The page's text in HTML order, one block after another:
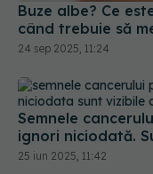
Buze albe? Ce
când trebuie să
24 sep 2025, 11:24
Semnele
ignori niciodată.
25 iun 2025, 11:42